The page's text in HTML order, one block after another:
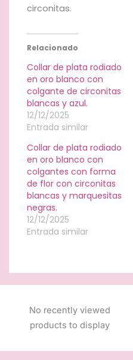
circonitas.
Relacionado
Collar de plata rodiado
en oro blanco con
colgante de circonitas
blancas y azul.
12/12/2025
Entrada similar
Collar de plata rodiado
en oro blanco con
colgantes con forma
de flor con circonitas
blancas y marquesitas
negras.
12/12/2025
Entrada similar
No recently viewed
products to display